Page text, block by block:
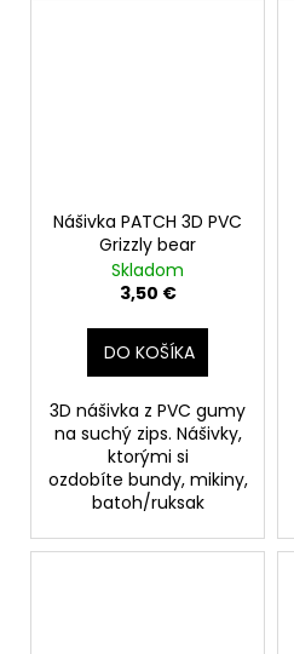
Nášivka PATCH 3D PVC
Grizzly bear
Skladom
3,50 €
DO KOŠÍKA
3D nášivka z PVC gumy
na suchý zips. Nášivky,
ktorými si
ozdobíte bundy, mikiny,
batoh/ruksak